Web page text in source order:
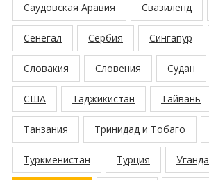
Саудовская Аравия Свазиленд
Сенегал Сербия Сингапур
Словакия Словения Судан
США Таджикистан Тайвань
Танзания Тринидад и Тобаго
Туркменистан Турция Уганда